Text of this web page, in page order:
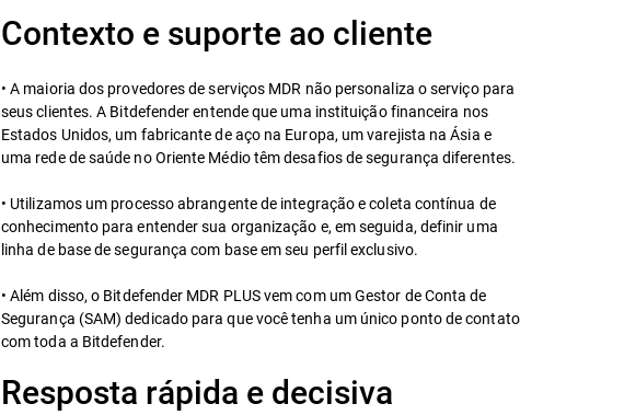
Contexto e suporte ao cliente
• A maioria dos provedores de serviços MDR não personaliza o serviço para
seus clientes. A Bitdefender entende que uma instituição financeira nos
Estados Unidos, um fabricante de aço na Europa, um varejista na Ásia e
uma rede de saúde no Oriente Médio têm desafios de segurança diferentes.
• Utilizamos um processo abrangente de integração e coleta contínua de
conhecimento para entender sua organização e, em seguida, definir uma
linha de base de segurança com base em seu perfil exclusivo.
• Além disso, o Bitdefender MDR PLUS vem com um Gestor de Conta de
Segurança (SAM) dedicado para que você tenha um único ponto de contato
com toda a Bitdefender.
Resposta rápida e decisiva